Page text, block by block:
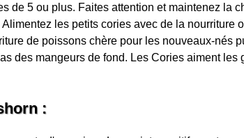
de 5 ou plus. Faites attention et maintenez la
les petits cories avec de la nourriture
de poissons chère pour les nouveaux-nés
des mangeurs de fond. Les Cories aiment les
: